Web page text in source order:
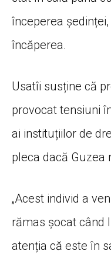
începerea
încăperea.
Usatîi susține că
provocat tensiuni
ai instituțiilor de
pleca dacă Guzea
„Acest individ a
rămas șocat când
atenția că este în